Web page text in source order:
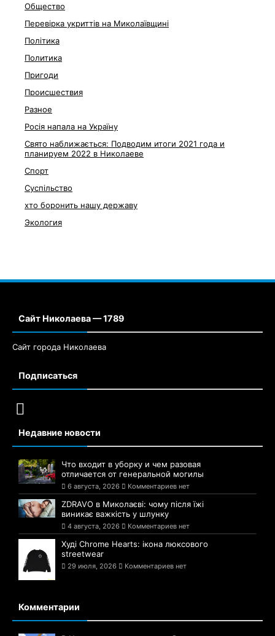
Общество
Перевірка укриттів на Миколаївщині
Політика
Политика
Пригоди
Происшествия
Разное
Росія напала на Україну
Свято наближається: Подводим итоги 2021 года и
планируем 2022 в Николаеве
Спорт
Суспільство
хто боронить нашу державу
Экология
Сайт Николаева — 1789
Сайт города Николаева
Подписаться
Недавние новости
Что входит в уборку и чем разовая
отличается от генеральной могилы
6 августа, 2026 Комментариев нет
ZDRAVO в Миколаєві: чому після їжі
виникає важкість у шлунку
4 августа, 2026 Комментариев нет
Худі Chrome Hearts: ікона люксового
streetwear
29 июля, 2026 Комментариев нет
Комментарии